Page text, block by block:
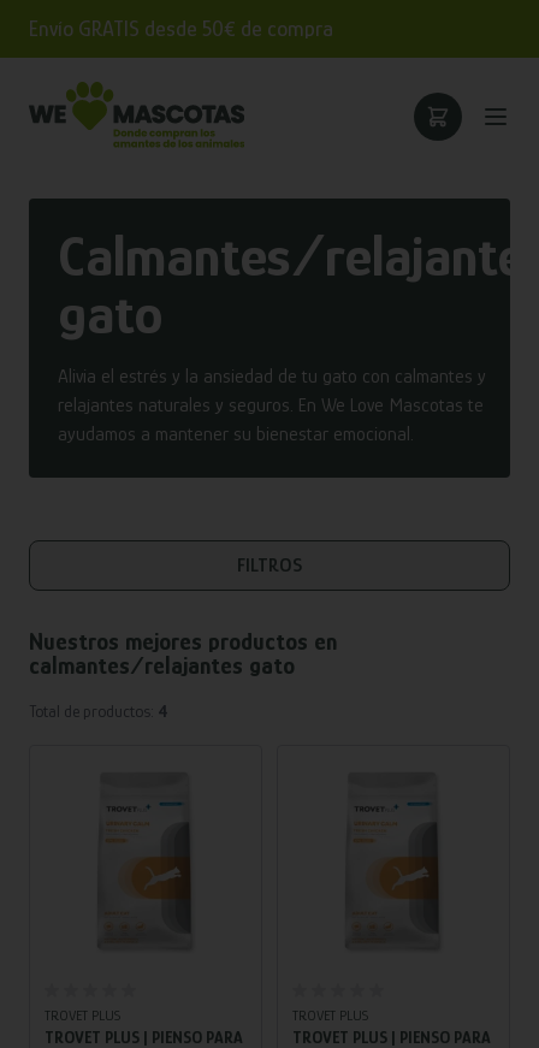
Envío GRATIS desde 50€ de compra
Calmantes/
gato
Alivia el estrés y la ansiedad de tu gato con calmantes y
relajantes naturales y seguros. En We Love Mascotas te
ayudamos a mantener su bienestar emocional.
FILTROS
Nuestros mejores productos en
calmantes/relajantes gato
Total de productos: 4
TROVET PLUS
TROVET PLUS | PIENSO PARA
TROVET PLUS
TROVET PLUS | PIENSO PARA